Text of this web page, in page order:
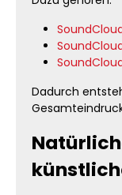
Dadurch